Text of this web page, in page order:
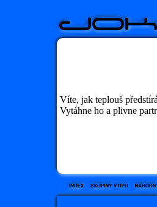
Víte, jak teplouš
Vytáhne ho a plivne